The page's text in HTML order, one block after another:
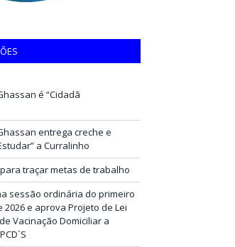
é “Cidadã
entrega creche e
a Curralinho
traçar metas de trabalho
sessão ordinária do primeiro
e aprova Projeto de Lei
Vacinação Domiciliar a